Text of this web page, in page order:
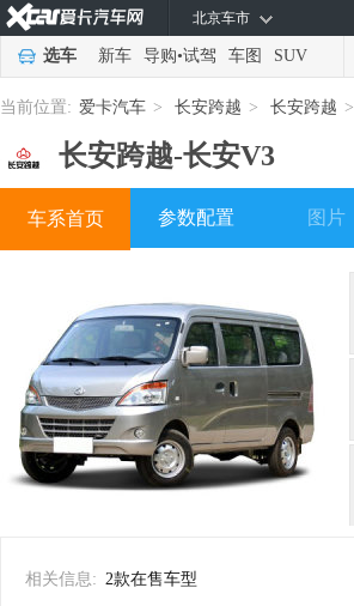
北京车市
选车 新车 导购•试驾 车图 SUV
当前位置: 爱卡汽车 > 长安跨越 > 长安跨越 >
长安跨越-长安V3
车系首页 参数配置 图片
相关信息: 2款在售车型